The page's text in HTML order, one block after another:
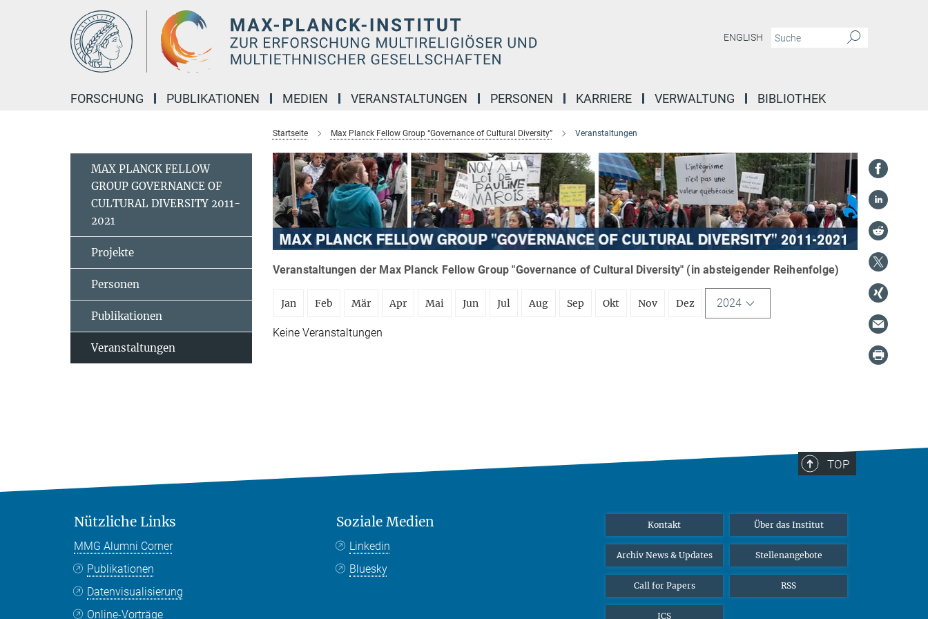
ENGLISH
FORSCHUNG PUBLIKATIONEN MEDIEN VERANSTALTUNGEN PERSONEN KARRIERE VERWALTUNG BIBLIOTHEK
Startseite Max Planck Fellow Group “Governance of Cultural Diversity” Veranstaltungen
Veranstaltungen der Max Planck Fellow Group "Governance of Cultural Diversity" (in absteigender Reihenfolge)
Jan Feb Mär Apr Mai Jun Jul Aug Sep Okt Nov Dez 2024
Keine Veranstaltungen
MAX PLANCK FELLOW
GROUP GOVERNANCE OF
CULTURAL DIVERSITY 2011-
2021
Projekte
Personen
Publikationen
Veranstaltungen
TOP
Nützliche Links
MMG Alumni Corner
Publikationen
Datenvisualisierung
Online-Vorträge
Soziale Medien
Linkedin
Bluesky
Kontakt Über das Institut
Archiv News & Updates Stellenangebote
Call for Papers RSS
ICS